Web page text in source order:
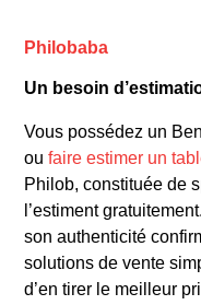
Raysse.
Ben est alors
Nouveau
scandaliser, pour
Développant un
Vautier, avant de
donc du Nouveau
de Marcel
mouvementDada.
Philobaba
Un besoin
Vous possédez un
oufaire estimer un
Philob, constituée de
l’estiment
son authenticité
solutions de vente
d’en tirer le meilleur